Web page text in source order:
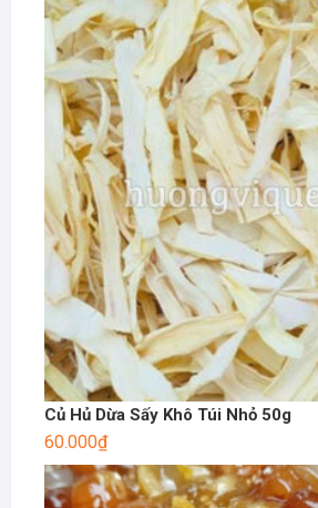
Củ Hủ Dừa Sấy Khô Túi Nhỏ 50g
60.000₫